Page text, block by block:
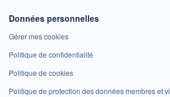
Données personnelles
Gérer mes cookies
Politique de confidentialité
Politique de cookies
Politique de protection des données membres et